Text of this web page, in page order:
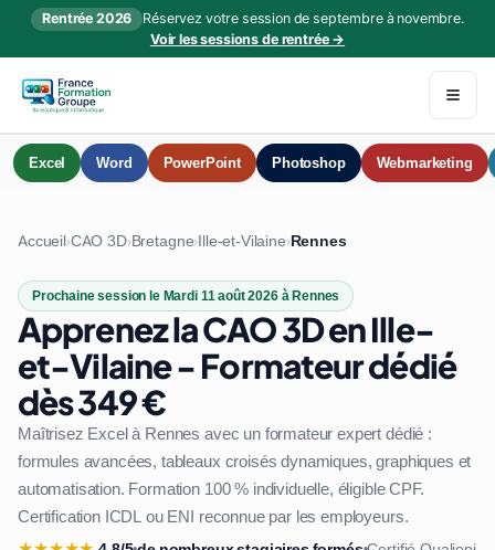
Rentrée 2026
Réservez votre session de septembre à novembre.
Voir les sessions de rentrée →
Excel Word PowerPoint Photoshop Webmarketing
Accueil›CAO 3D›Bretagne›Ille-et-Vilaine›Rennes
Prochaine session le Mardi 11 août 2026 à Rennes
Apprenez la CAO 3D en Ille-
et-Vilaine - Formateur dédié
dès 349 €
Maîtrisez Excel à Rennes avec un formateur expert dédié :
formules avancées, tableaux croisés dynamiques, graphiques et
automatisation. Formation 100 % individuelle, éligible CPF.
Certification ICDL ou ENI reconnue par les employeurs.